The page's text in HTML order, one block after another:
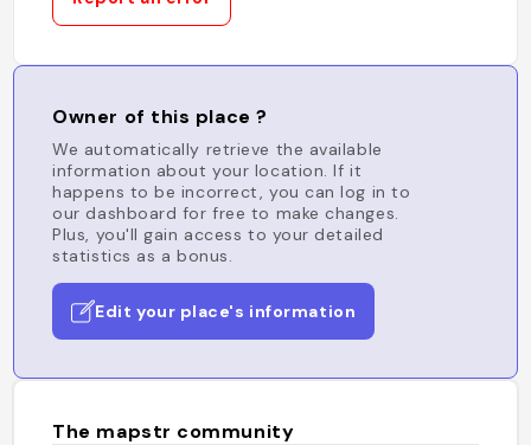
Owner of this place ?
We automatically retrieve the available
information about your location. If it
happens to be incorrect, you can log in to
our dashboard for free to make changes.
Plus, you'll gain access to your detailed
statistics as a bonus.
Edit your place's information
The mapstr community